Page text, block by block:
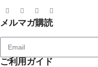
メルマガ購読
ご利用ガイド